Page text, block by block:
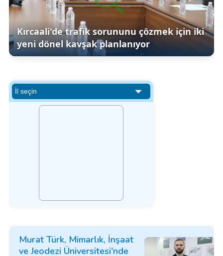
Kırcaali'de trafik sorununu çözmek için iki
yeni dönel kavşak planlanıyor
Murat Türk, Mimarlık, İnşaat
ve Jeodezi Üniversitesi'nde